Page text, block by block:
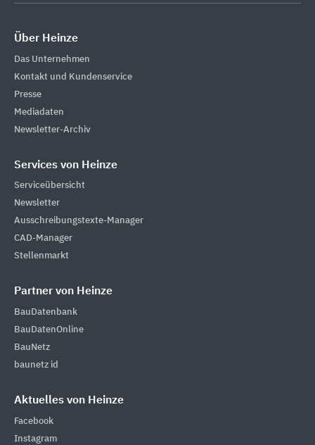
Über Heinze
Das Unternehmen
Kontakt und Kundenservice
Presse
Mediadaten
Newsletter-Archiv
Services von Heinze
Serviceübersicht
Newsletter
Ausschreibungstexte-Manager
CAD-Manager
Stellenmarkt
Partner von Heinze
BauDatenbank
BauDatenOnline
BauNetz
baunetz id
Aktuelles von Heinze
Facebook
Instagram